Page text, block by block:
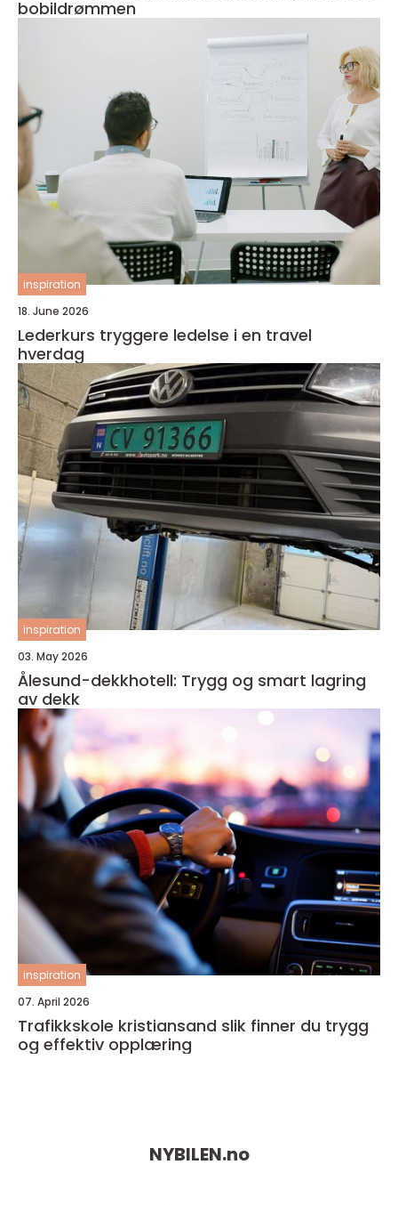
bobildrømmen
inspiration
18. June 2026
Lederkurs tryggere ledelse i en travel
hverdag
inspiration
03. May 2026
Ålesund-dekkhotell: Trygg og smart lagring
av dekk
inspiration
07. April 2026
Trafikkskole kristiansand slik finner du trygg
og effektiv opplæring
NYBILEN.no